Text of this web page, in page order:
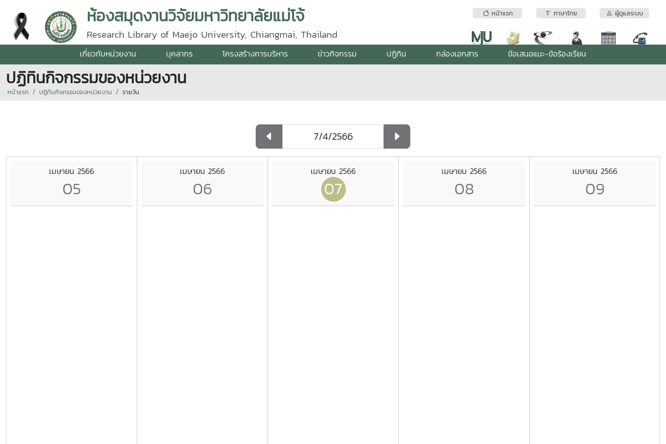
หน้าแรก ภาษาไทย ผู้ดูแลระบบ
ห้องสมุดงานวิจัยมหาวิทยาลัยแม่โจ้
Research Library of Maejo University, Chiangmai, Thailand
เกี่ยวกับหน่วยงาน บุคลากร โครงสร้างการบริหาร ข่าวกิจกรรม ปฏิทิน กล่องเอกสาร ข้อเสนอแนะ-ข้อร้องเรียน
ปฏิทินกิจกรรมของหน่วยงาน
หน้าแรก ปฏิทินกิจกรรมของหน่วยงาน รายวัน
เมษายน 2566
05
เมษายน 2566
06
เมษายน 2566
07
เมษายน 2566
08
เมษายน 2566
09